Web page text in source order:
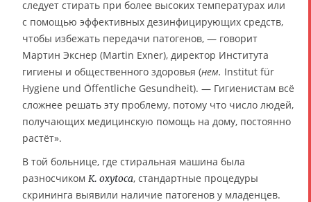
следует стирать при более высоких температурах или
с помощью эффективных дезинфицирующих средств,
чтобы избежать передачи патогенов, — говорит
Мартин Экснер (Martin Exner), директор Института
гигиены и общественного здоровья (нем. Institut für
Hygiene und Öffentliche Gesundheit). — Гигиенистам всё
сложнее решать эту проблему, потому что число людей,
получающих медицинскую помощь на дому, постоянно
растёт».
В той больнице, где стиральная машина была
разносчиком K. oxytoca, стандартные процедуры
скрининга выявили наличие патогенов у младенцев.